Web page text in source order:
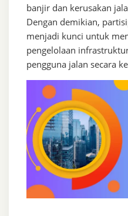
banjir dan kerusakan
Dengan demikian,
menjadi kunci untuk
pengelolaan
pengguna jalan secara